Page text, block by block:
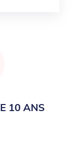
10 ANS